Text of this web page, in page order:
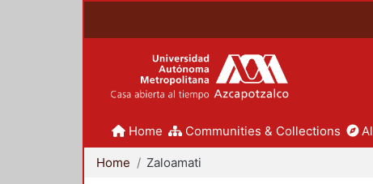
Home Communities & Collections
Home Zaloamati